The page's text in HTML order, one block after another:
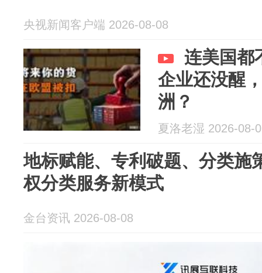
央视新闻客户端 2026-08-08
连美国都
企业还没醒
洲？
夏洛老湿 2026-08-
地标赋能、专利破题、分类施
权分类服务新模式
金台资讯 2026-08-08